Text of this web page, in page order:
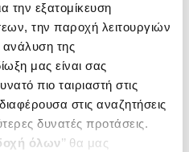
την εξατομίκευση
την παροχή λειτουργιών
ανάλυση της
μας είναι σας
πιο ταιριαστή στις
στις αναζητήσεις
δυνατές προτάσεις.
όλων’’ θα μας
Ημερολόγιο κατοχής 1940 -
1944
Δεκεμβριανά 1944 - 1945
PANTZOPOULOS D. YIANNIS
Κωδ. Πολιτείας:8185-0129
15 €
Τιμή Έκδοσης
14 €
Τιμή Πολιτείας